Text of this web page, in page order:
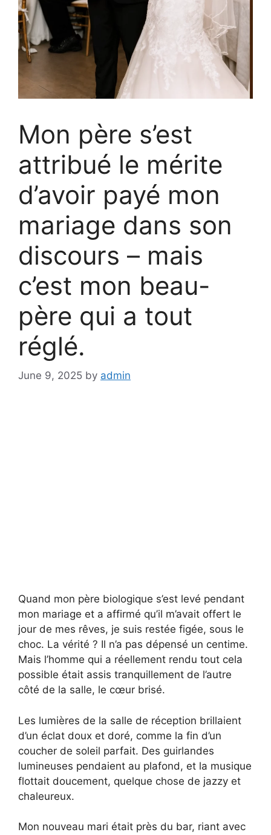
Mon père s’est
attribué le mérite
d’avoir payé mon
mariage dans son
discours – mais
c’est mon beau-
père qui a tout
réglé.
June 9, 2025 by admin
Quand mon père biologique s’est levé pendant
mon mariage et a affirmé qu’il m’avait offert le
jour de mes rêves, je suis restée figée, sous le
choc. La vérité ? Il n’a pas dépensé un centime.
Mais l’homme qui a réellement rendu tout cela
possible était assis tranquillement de l’autre
côté de la salle, le cœur brisé.
Les lumières de la salle de réception brillaient
d’un éclat doux et doré, comme la fin d’un
coucher de soleil parfait. Des guirlandes
lumineuses pendaient au plafond, et la musique
flottait doucement, quelque chose de jazzy et
chaleureux.
Mon nouveau mari était près du bar, riant avec